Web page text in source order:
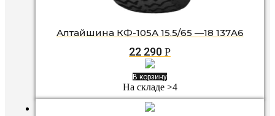
Алтайшина КФ-105А 15.5/65 —18 137A6
22 290 Р
В корзину
На складе >4